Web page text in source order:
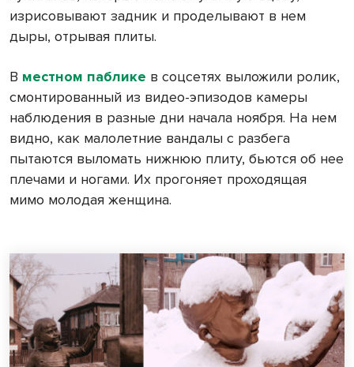
изрисовывают задник и проделывают в нем
дыры, отрывая плиты.
В местном паблике в соцсетях выложили ролик,
смонтированный из видео-эпизодов камеры
наблюдения в разные дни начала ноября. На нем
видно, как малолетние вандалы с разбега
пытаются выломать нижнюю плиту, бьются об нее
плечами и ногами. Их прогоняет проходящая
мимо молодая женщина.